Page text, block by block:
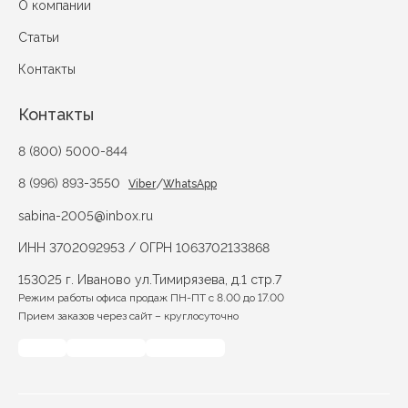
О компании
Статьи
Контакты
Контакты
8 (800) 5000-844
8 (996) 893-3550 Viber/WhatsApp
sabina-2005@inbox.ru
ИНН 3702092953 / ОГРН 1063702133868
153025 г. Иваново ул.Тимирязева, д.1 стр.7
Режим работы офиса продаж ПН-ПТ с 8.00 до 17.00
Прием заказов через сайт – круглосуточно